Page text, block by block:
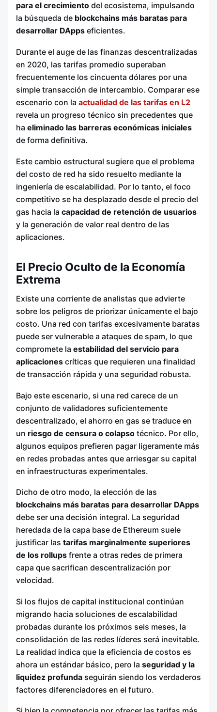
para el crecimiento del ecosistema, impulsando
la búsqueda de blockchains más baratas para
desarrollar DApps eficientes.
Durante el auge de las finanzas descentralizadas
en 2020, las tarifas promedio superaban
frecuentemente los cincuenta dólares por una
simple transacción de intercambio. Comparar ese
escenario con la actualidad de las tarifas en L2
revela un progreso técnico sin precedentes que
ha eliminado las barreras económicas iniciales
de forma definitiva.
Este cambio estructural sugiere que el problema
del costo de red ha sido resuelto mediante la
ingeniería de escalabilidad. Por lo tanto, el foco
competitivo se ha desplazado desde el precio del
gas hacia la capacidad de retención de usuarios
y la generación de valor real dentro de las
aplicaciones.
El Precio Oculto de la Economía
Extrema
Existe una corriente de analistas que advierte
sobre los peligros de priorizar únicamente el bajo
costo. Una red con tarifas excesivamente baratas
puede ser vulnerable a ataques de spam, lo que
compromete la estabilidad del servicio para
aplicaciones críticas que requieren una finalidad
de transacción rápida y una seguridad robusta.
Bajo este escenario, si una red carece de un
conjunto de validadores suficientemente
descentralizado, el ahorro en gas se traduce en
un riesgo de censura o colapso técnico. Por ello,
algunos equipos prefieren pagar ligeramente más
en redes probadas antes que arriesgar su capital
en infraestructuras experimentales.
Dicho de otro modo, la elección de las
blockchains más baratas para desarrollar DApps
debe ser una decisión integral. La seguridad
heredada de la capa base de Ethereum suele
justificar las tarifas marginalmente superiores
de los rollups frente a otras redes de primera
capa que sacrifican descentralización por
velocidad.
Si los flujos de capital institucional continúan
migrando hacia soluciones de escalabilidad
probadas durante los próximos seis meses, la
consolidación de las redes líderes será inevitable.
La realidad indica que la eficiencia de costos es
ahora un estándar básico, pero la seguridad y la
liquidez profunda seguirán siendo los verdaderos
factores diferenciadores en el futuro.